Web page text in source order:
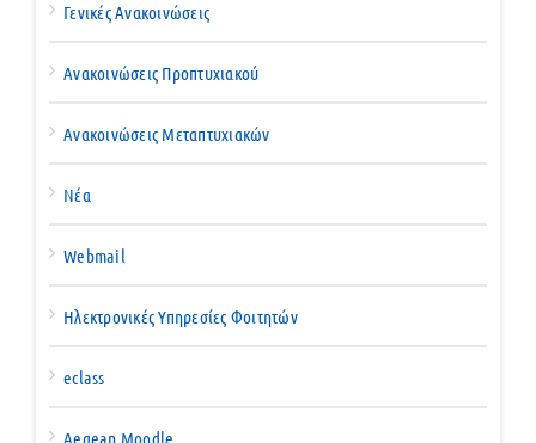
Γενικές Ανακοινώσεις
Ανακοινώσεις Προπτυχιακού
Ανακοινώσεις Μεταπτυχιακών
Νέα
Webmail
Ηλεκτρονικές Υπηρεσίες Φοιτητών
eclass
Aegean Moodle